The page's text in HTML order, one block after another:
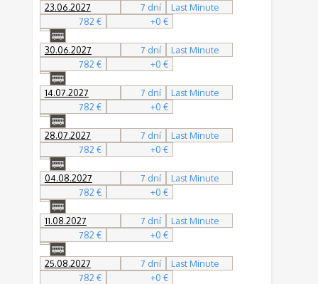
23.06.2027 7 dní
Last Minute
782 €
+0 €
30.06.2027 7 dní
Last Minute
782 €
+0 €
14.07.2027 7 dní
Last Minute
782 €
+0 €
28.07.2027 7 dní
Last Minute
782 €
+0 €
04.08.2027 7 dní
Last Minute
782 €
+0 €
11.08.2027 7 dní
Last Minute
782 €
+0 €
25.08.2027 7 dní
Last Minute
782 €
+0 €